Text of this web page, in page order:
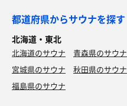
都道府県からサウナを探す
北海道・東北
北海道のサウナ 青森県のサウナ
宮城県のサウナ
秋田県のサウナ
福島県のサウナ